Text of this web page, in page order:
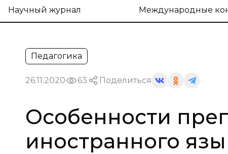
Научный журнал Международные
Педагогика
26.11.2020 63 Поделиться
Особенности
иностранного